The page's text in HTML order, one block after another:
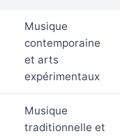
Musique
contemporaine
et arts
expérimentaux
Musique
traditionnelle et